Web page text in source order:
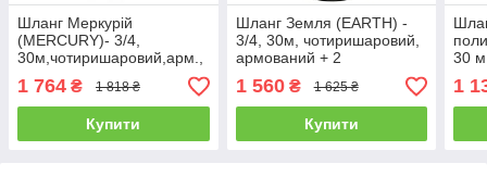
Шланг Меркурій
(MERCURY)- 3/4,
30м,чотиришаровий,арм.,
+ пістолет,2 кон.,1 адапт. у
подарунок(FORTE)
1 764 ₴ 1 818 ₴
Купити
Шланг Земля (EARTH) -
3/4, 30м, чотиришаровий,
армований + 2
подарунок(FORTE)
1 560₴ 1 625 ₴
Купити
30 м
1